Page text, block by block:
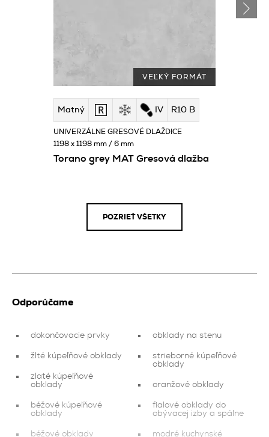
VEĽKÝ FORMÁT
Matný IV R10 B
Torano grey MAT Gresová dlažba
UNIVERZÁLNE GRESOVÉ DLAŽDICE
1198 x 1198 mm / 6 mm
POZRIEŤ VŠETKY
Odporúčame
dokončovacie prvky
žlté kúpeľňové obklady
zlaté kúpeľňové
obklady
béžové kúpeľňové
obklady
béžové obklady
obklady na stenu
strieborné kúpeľňové
obklady
oranžové obklady
fialové obklady do
obývacej izby a spálne
modré kuchynské